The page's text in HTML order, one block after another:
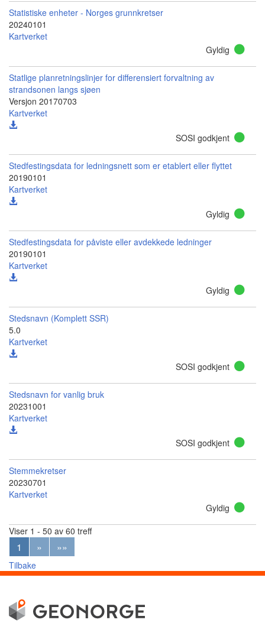
Statistiske enheter - Norges grunnkretser
20240101
Kartverket
Gyldig
Statlige planretningslinjer for differensiert forvaltning av
strandsonen langs sjøen
Versjon 20170703
Kartverket
SOSI godkjent
Stedfestingsdata for ledningsnett som er etablert eller flyttet
20190101
Kartverket
Gyldig
Stedfestingsdata for påviste eller avdekkede ledninger
20190101
Kartverket
Gyldig
Stedsnavn (Komplett SSR)
5.0
Kartverket
SOSI godkjent
Stedsnavn for vanlig bruk
20231001
Kartverket
SOSI godkjent
Stemmekretser
20230701
Kartverket
Gyldig
Viser 1 - 50 av 60 treff
1 » »»
Tilbake